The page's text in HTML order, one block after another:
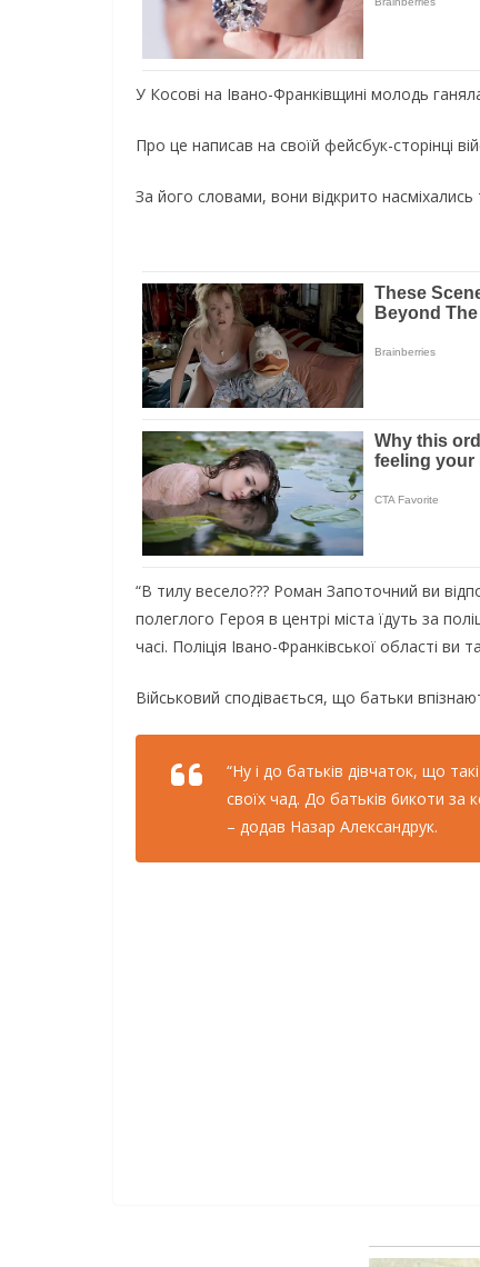
У Косові на Івано-Франківщині молодь
Про це написав на своїй фейсбук-сторінці
За його словами, вони відкрито
“В тилу весело??? Роман Запоточний ви
полеглого Героя в центрі міста їдуть за
часі. Поліція Івано-Франківської області
Військовий сподівається, що батьки
“Ну і до батьків дівчаток, що
своїх чад. До батьків 6икоти
– додав Назар Александрук.